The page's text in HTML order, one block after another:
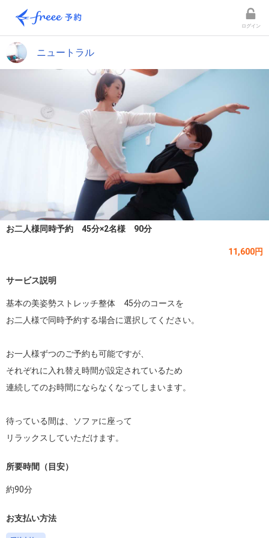
ログイン
ニュートラル
お二人様同時予約 45分×2名様 90分
11,600円
サービス説明
基本の美姿勢ストレッチ整体　45分のコースを
お二人様で同時予約する場合に選択してください。
お一人様ずつのご予約も可能ですが、
それぞれに入れ替え時間が設定されているため
連続してのお時間にならなくなってしまいます。
待っている間は、ソファに座って
リラックスしていただけます。
所要時間（目安）
約90分
お支払い方法